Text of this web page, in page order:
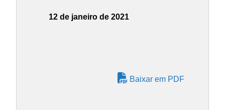
12 de janeiro de 2021
Baixar em PDF